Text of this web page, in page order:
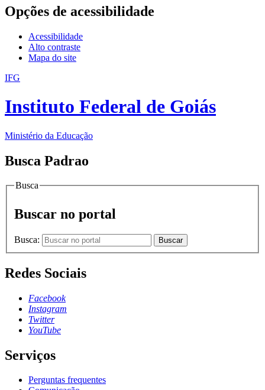
Opções de acessibilidade
Acessibilidade
Alto contraste
Mapa do site
IFG
Instituto Federal de Goiás
Ministério da Educação
Busca Padrao
Busca
Buscar no portal
Busca: Buscar
Redes Sociais
Facebook
Instagram
Twitter
YouTube
Serviços
Perguntas frequentes